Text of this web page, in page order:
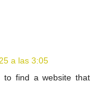
a las 3:05
to find a website that